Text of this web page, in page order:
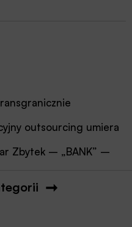
outsourcing umiera
Zbytek – „BANK” –